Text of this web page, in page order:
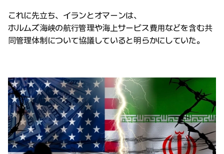
これに先立ち、イランとオマーンは、
ホルムズ海峡の航行管理や海上サービス費用などを含む共
同管理体制について協議していると明らかにしていた。